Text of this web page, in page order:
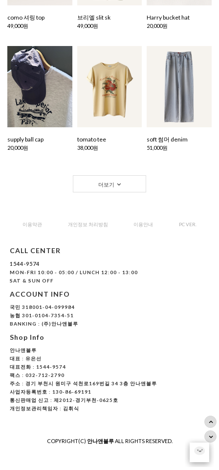
como 셔링 top
49,000원
브리엘 slit sk
49,000원
Harry bucket hat
20,000원
supply ball cap
20,000원
tomato tee
38,000원
soft 썸머 denim
51,000원
더보기
이용약관 개인정보 처리방침 이용안내 PC VER.
CALL CENTER
1544-9574
MON-FRI 10:00 - 05:00 / LUNCH 12:00 - 13:00
SAT & SUN OFF
ACCOUNT INFO
국민 318001-04-099984
농협 301-0104-7354-51
BANKING : (주)안나앤블루
Shop Info
안나앤블루
대표 : 유은선
대표전화 : 1544-9574
팩스 : 032-712-2790
주소 : 경기 부천시 원미구 석천로169번길 34 3층 안나앤블루
사업자등록번호 : 130-86-69191
통신판매업 신고 : 제2012-경기부천-0625호
개인정보관리책임자 : 김휘식
COPYRIGHT(C) 안나앤블루ALL RIGHTS RESERVED.